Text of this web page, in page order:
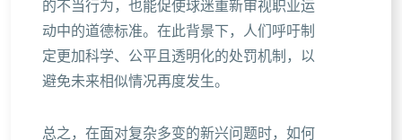
的不当行为，也能促使球迷重新审视职业运
动中的道德标准。在此背景下，人们呼吁制
定更加科学、公平且透明化的处罚机制，以
避免未来相似情况再度发生。
总之，在面对复杂多变的新兴问题时，如何